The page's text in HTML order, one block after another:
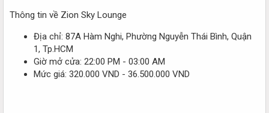
Thông tin về Zion Sky Lounge
Địa chỉ: 87A Hàm Nghi, Phường Nguyễn Thái Bình, Quận
1, Tp.HCM
Giờ mở cửa: 22:00 PM - 03:00 AM
Mức giá: 320.000 VND - 36.500.000 VND